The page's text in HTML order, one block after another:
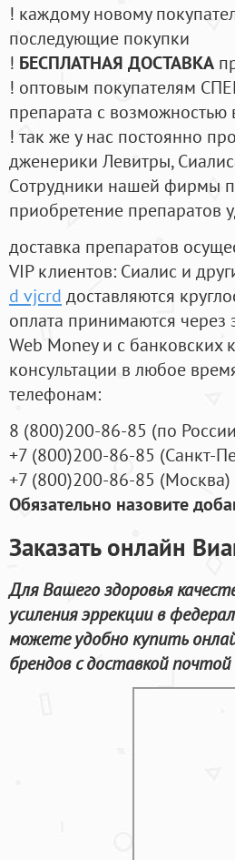
! каждому новому
последующие покупки
! БЕСПЛАТНАЯ ДОСТАВКА
! оптовым покупателям
препарата с возможностью
! так же у нас постоянно
дженерики Левитры,
Cотрудники нашей фирмы
приобретение препаратов
доставка препаратов
VIP клиентов: Сиалис и
d vjcrd доставляются
оплата принимаются через
Web Money и с банковских
консультации в любое
телефонам:
8 (800)200-86-85 (по
+7 (800)200-86-85 (Санкт-
+7 (800)200-86-85 (Москва)
Обязательно назовите
Заказать онлайн
Для Вашего здоровья
усиления эррекции в
можете удобно купить
брендов с доставкой